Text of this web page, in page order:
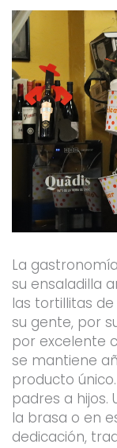
La
su ensaladilla
las tortillitas
su gente, por
por excelente
se mantiene
producto
padres a hijos.
la brasa o en
dedicación,